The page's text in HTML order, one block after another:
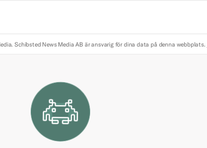
Schibsted News Media AB är ansvarig för dina data på denna webbplats.